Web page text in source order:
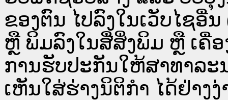
ຂອງຕົນ ໄປລົງໃນ​ເວັບ​ໄຊ​ອື່
ຫຼື ພິມລົງໃນສື່ສິ່ງພິມ ຫຼື ເຄື່
ການຮັບປະກັນໃຫ້ສາທາລະ
ເຫັນໃສ່ຮ່າງນິຕິກຳ ໄດ້ຢ່າງ